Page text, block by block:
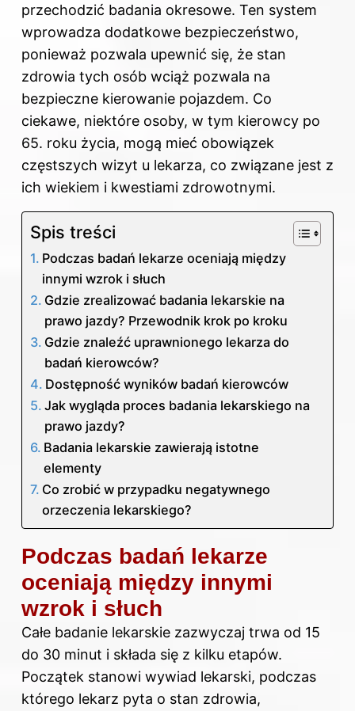
przechodzić badania okresowe. Ten system
wprowadza dodatkowe bezpieczeństwo,
ponieważ pozwala upewnić się, że stan
zdrowia tych osób wciąż pozwala na
bezpieczne kierowanie pojazdem. Co
ciekawe, niektóre osoby, w tym kierowcy po
65. roku życia, mogą mieć obowiązek
częstszych wizyt u lekarza, co związane jest z
ich wiekiem i kwestiami zdrowotnymi.
Spis treści
Podczas badań lekarze oceniają między
innymi wzrok i słuch
Gdzie zrealizować badania lekarskie na
prawo jazdy? Przewodnik krok po kroku
Gdzie znaleźć uprawnionego lekarza do
badań kierowców?
Dostępność wyników badań kierowców
Jak wygląda proces badania lekarskiego na
prawo jazdy?
Badania lekarskie zawierają istotne
elementy
Co zrobić w przypadku negatywnego
orzeczenia lekarskiego?
Podczas badań lekarze
oceniają między innymi
wzrok i słuch
Całe badanie lekarskie zazwyczaj trwa od 15
do 30 minut i składa się z kilku etapów.
Początek stanowi wywiad lekarski, podczas
którego lekarz pyta o stan zdrowia,